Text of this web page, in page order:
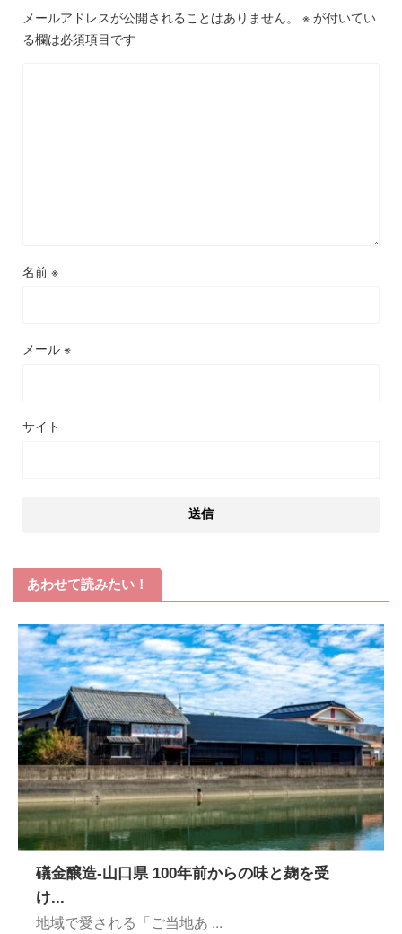
メールアドレスが公開されることはありません。 ※ が付いてい
る欄は必須項目です
名前 ※
メール ※
サイト
あわせて読みたい！
礒金醸造-山口県 100年前からの味と麹を受
け...
地域で愛される「ご当地あ ...